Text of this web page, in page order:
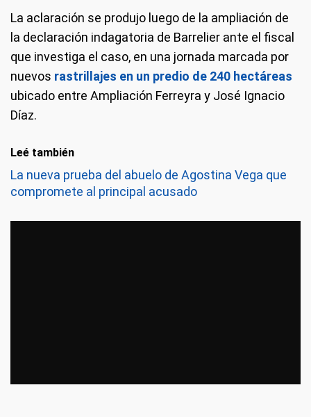
La aclaración se produjo luego de la ampliación de
la declaración indagatoria de Barrelier ante el fiscal
que investiga el caso, en una jornada marcada por
nuevos rastrillajes en un predio de 240 hectáreas
ubicado entre Ampliación Ferreyra y José Ignacio
Díaz.
Leé también
La nueva prueba del abuelo de Agostina Vega que
compromete al principal acusado